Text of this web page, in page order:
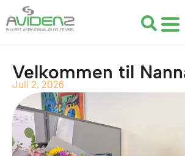
til
indholdet
Velkommen til
Juli 2, 2026